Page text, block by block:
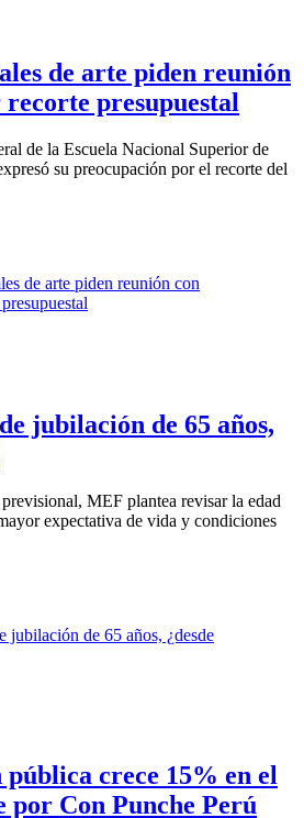
de arte piden reunión
presupuestal
de la Escuela Nacional Superior de
su preocupación por el recorte del
jubilación de 65 años,
MEF plantea revisar la edad
expectativa de vida y condiciones
crece 15% en el
por Con Punche Perú